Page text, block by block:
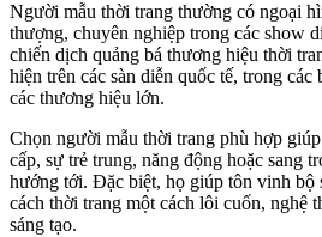
Người mẫu thời trang thường có ngoại
thượng, chuyên nghiệp trong các show
chiến dịch quảng bá thương hiệu thời
hiện trên các sàn diễn quốc tế, trong các
các thương hiệu lớn.
Chọn người mẫu thời trang phù hợp
cấp, sự trẻ trung, năng động hoặc sang
hướng tới. Đặc biệt, họ giúp tôn vinh bộ
cách thời trang một cách lôi cuốn, nghệ
sáng tạo.